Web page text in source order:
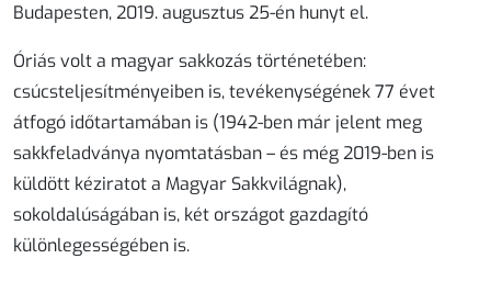
Budapesten, 2019. augusztus 25-én hunyt el.
Óriás volt a magyar sakkozás történetében:
csúcsteljesítményeiben is, tevékenységének 77 évet
átfogó időtartamában is (1942-ben már jelent meg
sakkfeladványa nyomtatásban – és még 2019-ben is
küldött kéziratot a Magyar Sakkvilágnak),
sokoldalúságában is, két országot gazdagító
különlegességében is.